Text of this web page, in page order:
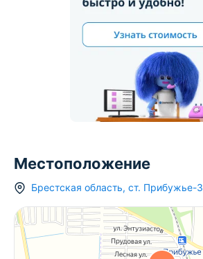
Местоположение
Брестская область, ст. Прибужье-3